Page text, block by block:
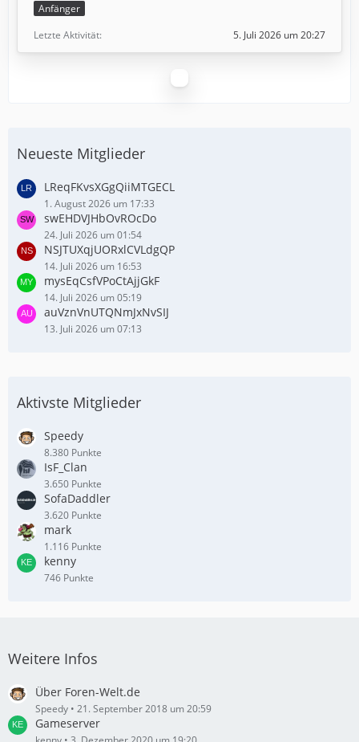
Anfänger
Letzte Aktivität
5. Juli 2026 um 20:27
Neueste Mitglieder
LReqFKvsXGgQiiMTGECL
1. August 2026 um 17:33
swEHDVJHbOvROcDo
24. Juli 2026 um 01:54
NSJTUXqjUORxlCVLdgQP
14. Juli 2026 um 16:53
mysEqCsfVPoCtAjjGkF
14. Juli 2026 um 05:19
auVznVnUTQNmJxNvSIJ
13. Juli 2026 um 07:13
Aktivste Mitglieder
Speedy
8.380 Punkte
IsF_Clan
3.650 Punkte
SofaDaddler
3.620 Punkte
mark
1.116 Punkte
kenny
746 Punkte
Weitere Infos
Über Foren-Welt.de
Speedy 21. September 2018 um 20:59
Gameserver